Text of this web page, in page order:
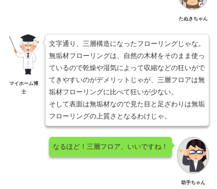
たぬきちゃん
マイホーム博
士
文字通り、三層構造になったフローリングじゃな。
無垢材フローリングは、自然の木材をそのまま使っ
ているので乾燥や湿気によって収縮などの狂いがで
てきやすいのがデメリットじゃが、三層フロアは無
垢材フローリングに比べて狂いが少ない。
そして表面は無垢材なので見た目と足ざわりは無垢
フローリングの上質さとなるわけじゃ。
助手ちゃん
なるほど！三層フロア、いいですね！